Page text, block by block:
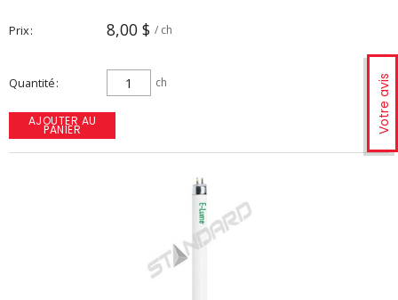
Votre avis
Prix 8,00 $ / ch
Quantité ch
AJOUTER AU
PANIER